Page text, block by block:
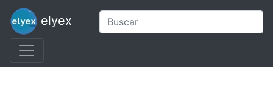
elyex